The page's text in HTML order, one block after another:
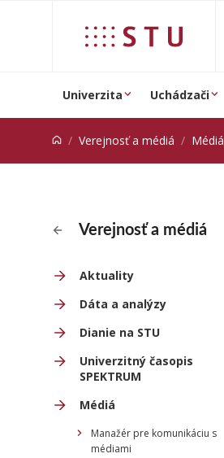
Univerzita Uchádzači
Verejnosť a médiá Médiá
Verejnosť a médiá
Aktuality
Dáta a analýzy
Dianie na STU
Univerzitný časopis
SPEKTRUM
Médiá
Manažér pre komunikáciu s
médiami